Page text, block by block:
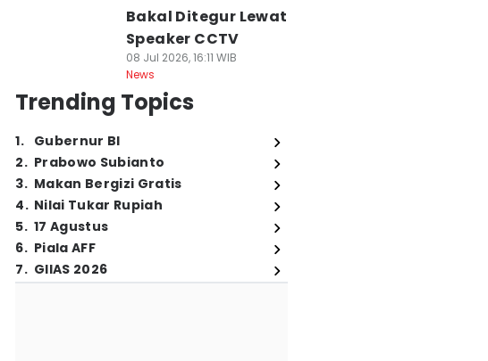
Bakal Ditegur Lewat
Speaker CCTV
08 Jul 2026, 16:11 WIB
News
Trending Topics
1. Gubernur BI
2. Prabowo Subianto
3. Makan Bergizi Gratis
4. Nilai Tukar Rupiah
5. 17 Agustus
6. Piala AFF
7. GIIAS 2026